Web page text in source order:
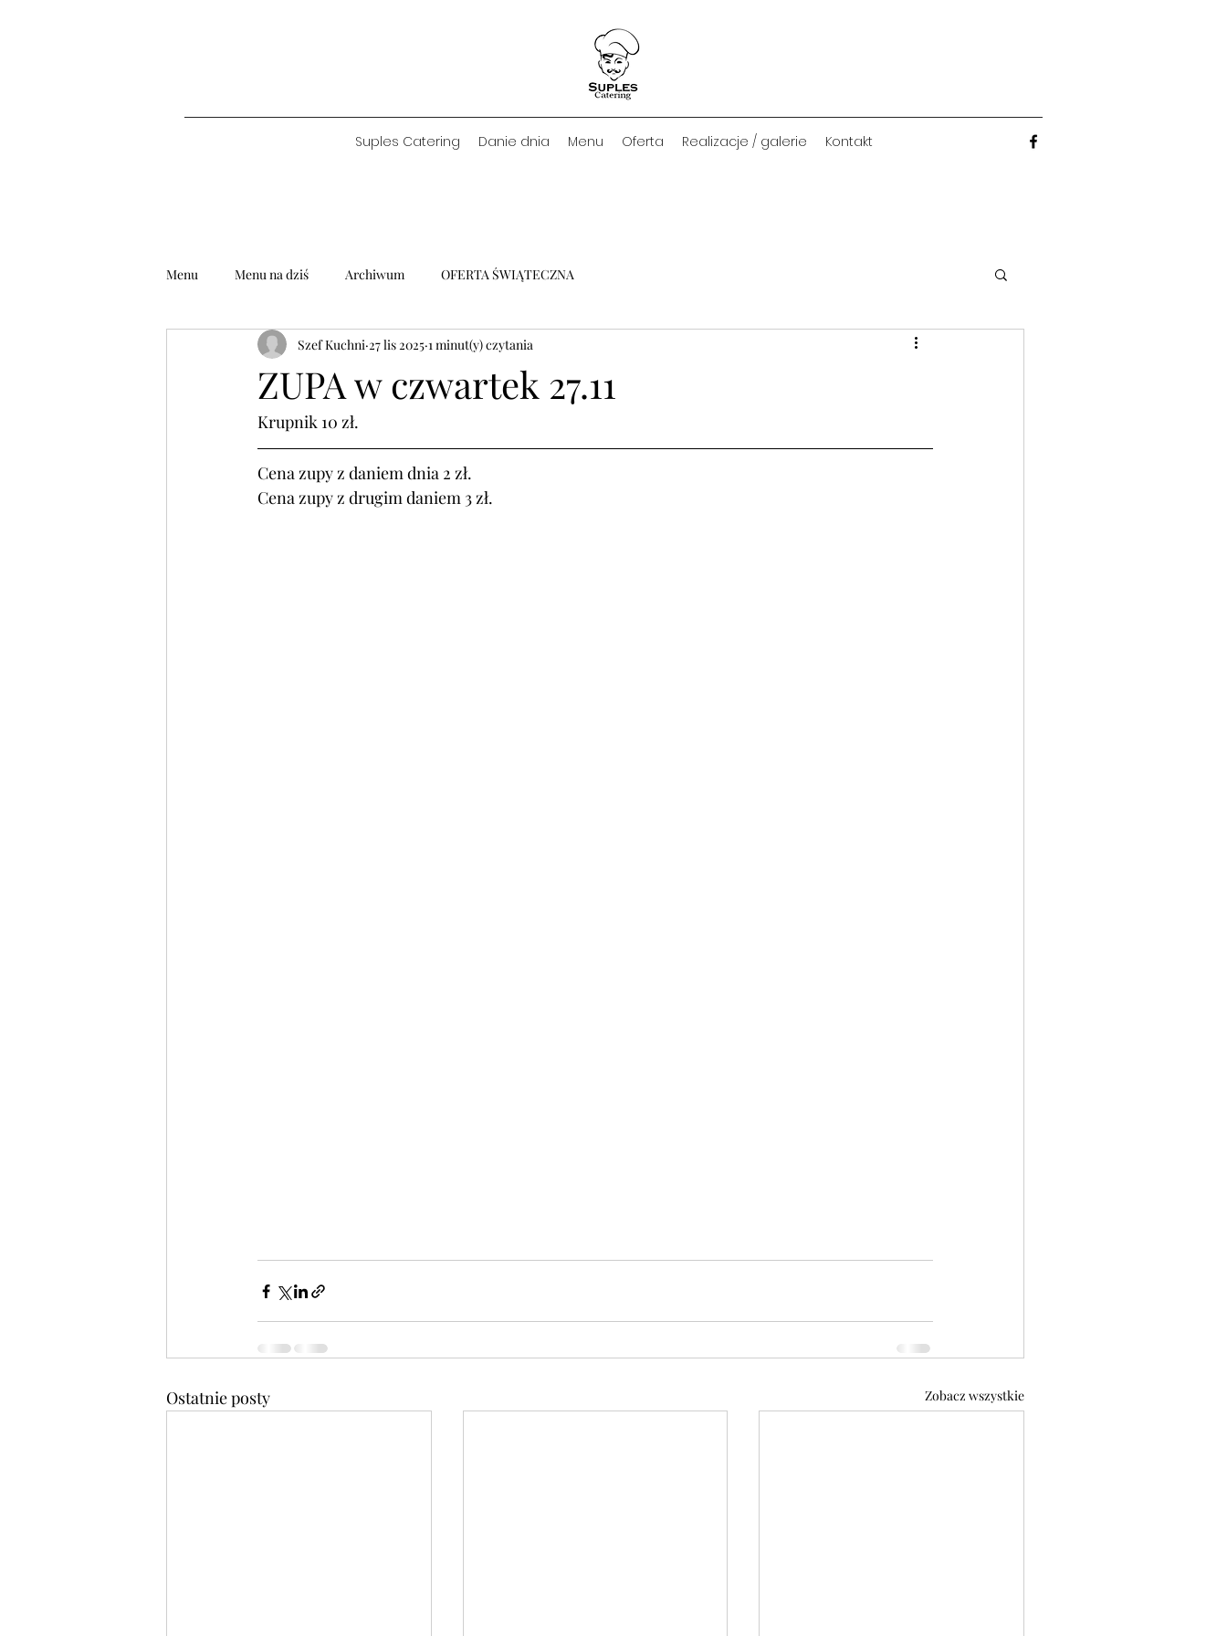
Suples Catering Danie dnia Menu Oferta Realizacje / galerie Kontakt
Menu Menu na dziś Archiwum OFERTA ŚWIĄTECZNA
ZUPA w czwartek 27.11
Szef Kuchni 27 lis 2025 1 minut(y) czytania
Krupnik 10 zł.
Cena zupy z daniem dnia 2 zł.
Cena zupy z drugim daniem 3 zł.
Ostatnie posty Zobacz wszystkie